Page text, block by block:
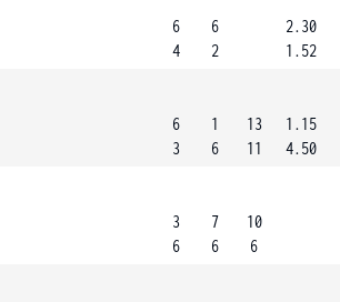
6
4
6
2
2.30
1.52
6
3
1
6
13
11
1.15
4.50
3
6
7
6
10
6